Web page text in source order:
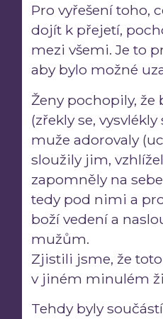
Pro vyřešení toho,
dojít k přejetí,
mezi všemi. Je to
aby bylo možné
Ženy pochopily, že
(zřekly se,
muže adorovaly
sloužily jim,
zapomněly na
tedy pod nimi a
boží vedení a
mužům.
Zjistili jsme, že
v jiném minulém
Tehdy byly